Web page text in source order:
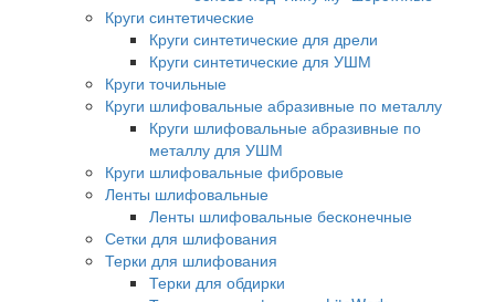
Круги синтетические
Круги синтетические для дрели
Круги синтетические для УШМ
Круги точильные
Круги шлифовальные абразивные по металлу
Круги шлифовальные абразивные по
металлу для УШМ
Круги шлифовальные фибровые
Ленты шлифовальные
Ленты шлифовальные бесконечные
Сетки для шлифования
Терки для шлифования
Терки для обдирки